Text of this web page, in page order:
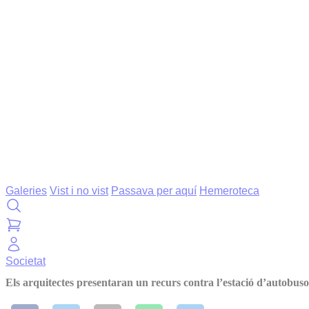
Galeries Vist i no vist Passava per aquí Hemeroteca
Societat
Els arquitectes presentaran un recurs contra l’estació